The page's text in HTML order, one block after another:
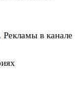
Рекламы в канале